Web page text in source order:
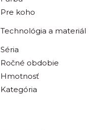
Pre koho
Technológia a materiál
Séria
Ročné obdobie
Hmotnosť
Kategória